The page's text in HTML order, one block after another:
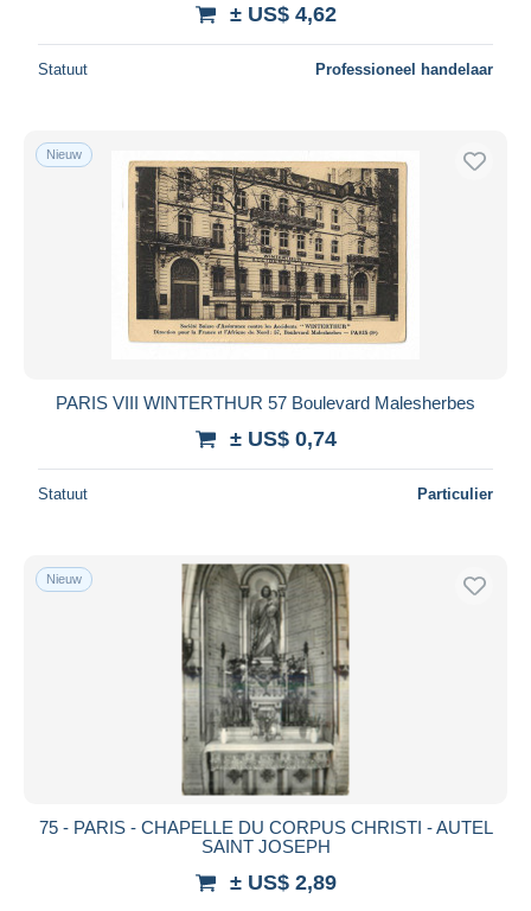
± US$ 4,62
Statuut Professioneel handelaar
Nieuw
PARIS VIII WINTERTHUR 57 Boulevard Malesherbes
± US$ 0,74
Statuut Particulier
Nieuw
75 - PARIS - CHAPELLE DU CORPUS CHRISTI - AUTEL
SAINT JOSEPH
± US$ 2,89